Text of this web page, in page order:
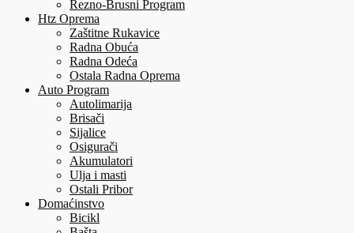
Rezno-Brusni Program
Htz Oprema
Zaštitne Rukavice
Radna Obuća
Radna Odeća
Ostala Radna Oprema
Auto Program
Autolimarija
Brisači
Sijalice
Osigurači
Akumulatori
Ulja i masti
Ostali Pribor
Domaćinstvo
Bicikl